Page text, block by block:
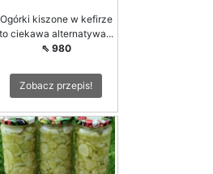
Ogórki kiszone w kefirze
to ciekawa alternatywa...
⇖ 980
Zobacz przepis!